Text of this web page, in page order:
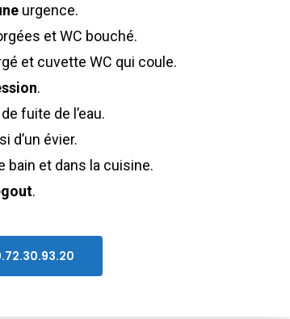
urgence.
et WC bouché.
et cuvette WC qui coule.
.
fuite de l’eau.
d’un évier.
bain et dans la cuisine.
.